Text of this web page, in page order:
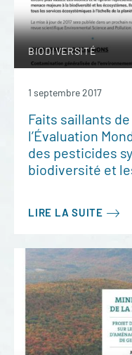
BIODIVERSITÉ
1 septembre 2017
Faits saillants de
l’Évaluation
des pesticides
biodiversité et
LIRE LA SUITE